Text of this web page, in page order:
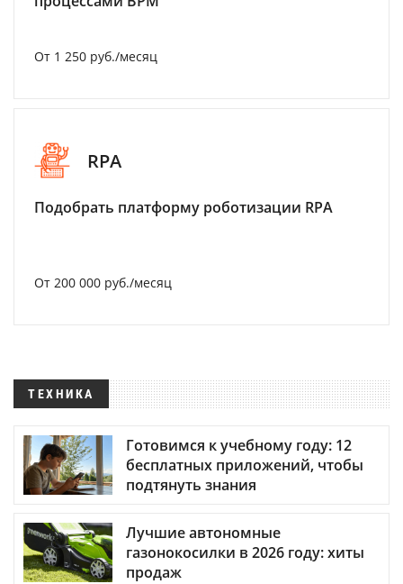
От 1 250 руб./месяц
RPA
Подобрать платформу роботизации RPA
От 200 000 руб./месяц
ТЕХНИКА
Готовимся к учебному году: 12
бесплатных приложений, чтобы
подтянуть знания
Лучшие автономные
газонокосилки в 2026 году: хиты
продаж